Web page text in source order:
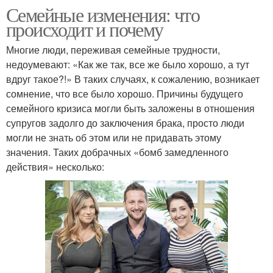
Семейные изменения: что
происходит и почему
Многие люди, переживая семейные трудности,
недоумевают: «Как же так, все же было хорошо, а тут
вдруг такое?!» В таких случаях, к сожалению, возникает
сомнение, что все было хорошо. Причины будущего
семейного кризиса могли быть заложены в отношения
супругов задолго до заключения брака, просто люди
могли не знать об этом или не придавать этому
значения. Таких добрачных «бомб замедленного
действия» несколько: